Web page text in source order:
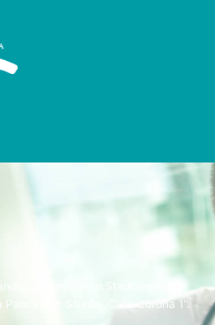
im Stadtzentrum
in der Straße „Calle Corona 1“.